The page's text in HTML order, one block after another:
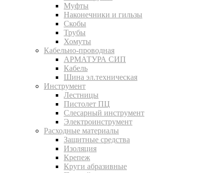
Муфты
Наконечники и гильзы
Скобы
Трубы
Хомуты
Кабельно-проводная
АРМАТУРА СИП
Кабель
Шина эл.техническая
Инструмент
Лестницы
Пистолет ПЦ
Слесарный инструмент
Электроинструмент
Расходные материалы
Защитные средства
Изоляция
Крепеж
Круги абразивные